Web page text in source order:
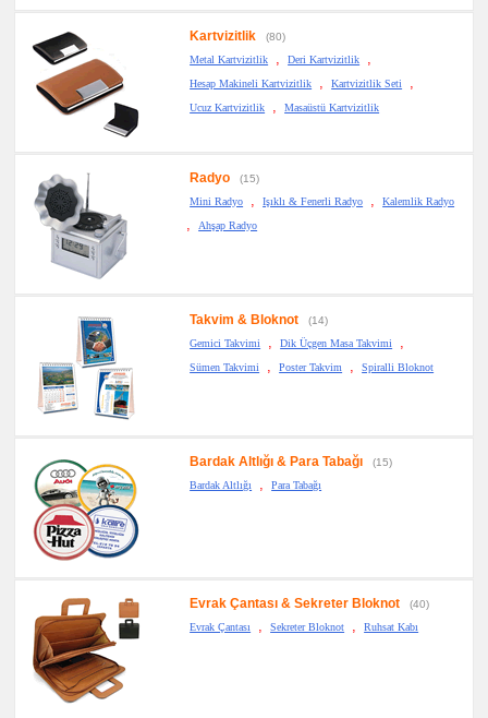
Kartvizitlik
(80)
Metal Kartvizitlik
Deri Kartvizitlik
Hesap Makineli Kartvizitlik Kartvizitlik Seti
Ucuz Kartvizitlik Masaüstü Kartvizitlik
Radyo
(15)
Mini Radyo
Işıklı & Fenerli Radyo Kalemlik Radyo
Ahşap Radyo
Takvim & Bloknot
(14)
Gemici Takvimi
Dik Üçgen Masa Takvimi
Sümen Takvimi Poster Takvim Spiralli Bloknot
Bardak Altlığı & Para Tabağı
(15)
Bardak Altlığı
Para Tabağı
Evrak Çantası & Sekreter Bloknot
(40)
Evrak Çantası
Sekreter Bloknot Ruhsat Kabı